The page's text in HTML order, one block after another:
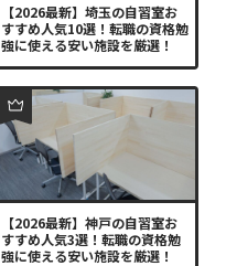
【2026最新】埼玉の自習室お
すすめ人気10選！転職の資格勉
強に使える安い施設を厳選！
【2026最新】神戸の自習室お
すすめ人気3選！転職の資格勉
強に使える安い施設を厳選！